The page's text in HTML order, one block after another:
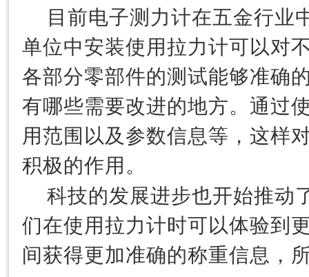
目前电子测力计在五金行业
单位中安装使用拉力计可以对
各部分零部件的测试能够准确
有哪些需要改进的地方。通过
用范围以及参数信息等，这样
积极的作用。
科技的发展进步也开始推动
们在使用拉力计时可以体验到
间获得更加准确的称重信息，